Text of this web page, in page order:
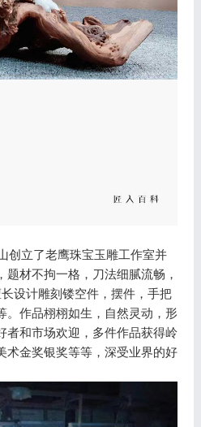
创立了老鹰珠宝玉雕工作室并
材不拘一格，刀法细腻流畅，
设计雕刻镂空件，摆件，手把
。作品栩栩如生，自然灵动，形
者和市场欢迎，多件作品获得岭
术金奖银奖等等，深受业界的好